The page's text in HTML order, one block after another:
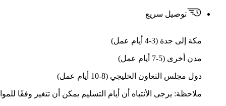
توصيل سريع
مكة إلى جدة (3-4 أيام عمل)
مدن أخرى (5-7 أيام عمل)
دول مجلس التعاون الخليجي (8-10 أيام عمل)
ملاحظة: يرجى الأنتباه أن أيام التسليم يمكن أن تتغير وفقًا